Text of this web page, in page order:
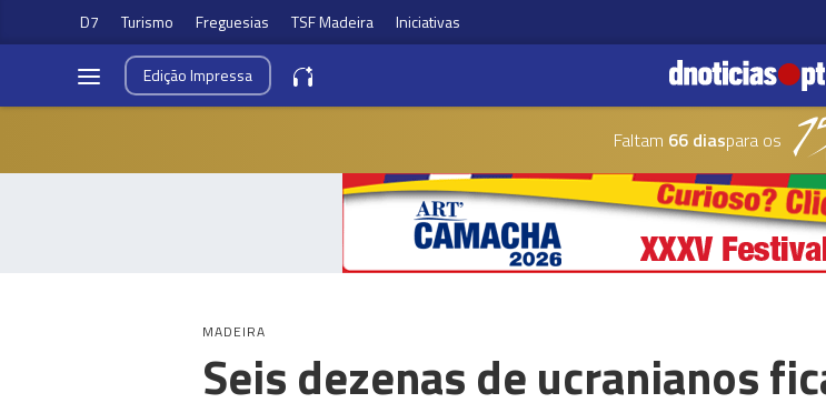
D7 Turismo Freguesias TSF Madeira Iniciativas
EdiçãoImpressa
Faltam 66 diaspara os
MADEIRA
Seis dezenas de ucranianos